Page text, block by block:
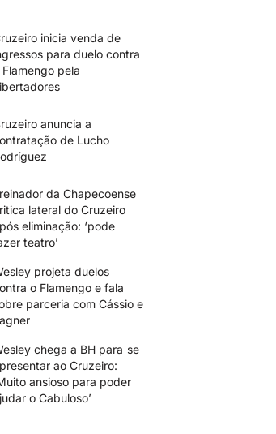
inicia venda de
para duelo contra
Flamengo pela
anuncia a
de Lucho
da Chapecoense
lateral do Cruzeiro
eliminação: ‘pode
teatro’
projeta duelos
o Flamengo e fala
parceria com Cássio e
chega a BH para se
ao Cruzeiro:
ansioso para poder
o Cabuloso’